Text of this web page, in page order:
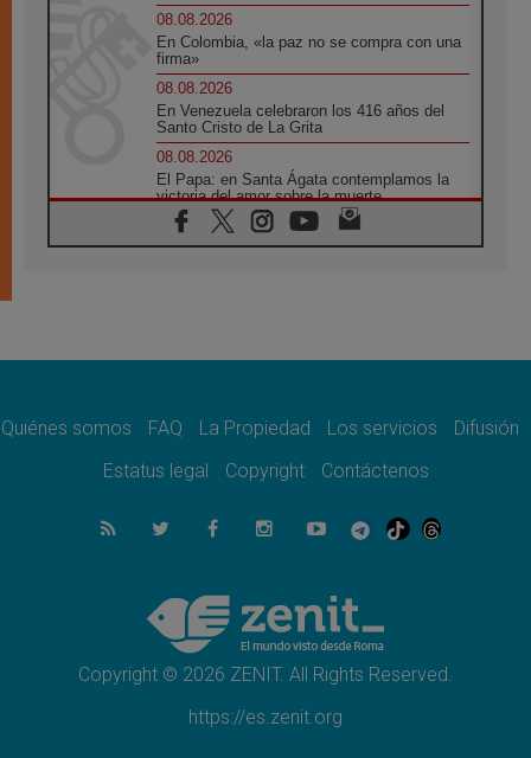
08.08.2026
En Colombia, «la paz no se compra con una
firma»
08.08.2026
En Venezuela celebraron los 416 años del
Santo Cristo de La Grita
08.08.2026
El Papa: en Santa Ágata contemplamos la
victoria del amor sobre la muerte
08.08.2026
León XIV visitará el Santuario de la Madre
07.08.2026
07.08.2026
el compromiso del cristiano"
La matanza de niños en Gaza no cesa: 300
muertos en 300 días
Tagle: La guerra desfigura el mundo, solo la
revelación de Dios lo transfigura
Quiénes somos FAQ La Propiedad Los servicios
Difusión
Estatus legal
Copyright Contáctenos
Copyright © 2026 ZENIT. All Rights Reserved.
https://es.zenit.org